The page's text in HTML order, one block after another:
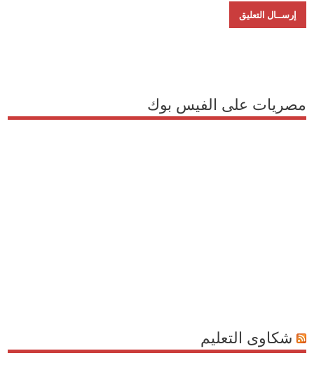
مصريات على الفيس بوك
شكاوى التعليم